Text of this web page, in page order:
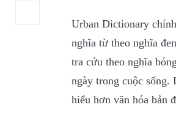
Urban Dictionary
nghĩa từ theo nghĩa
tra cứu theo nghĩa
ngày trong cuộc sống.
hiểu hơn văn hóa bản